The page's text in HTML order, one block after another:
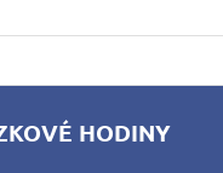
HODINY